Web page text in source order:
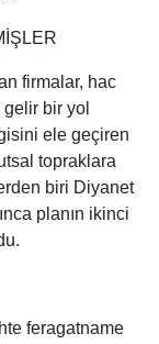
firmalar, hac
bir yol
ele geçiren
topraklara
biri Diyanet
planın ikinci
feragatname